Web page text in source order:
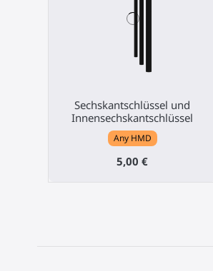
Sechskantschlüssel und
Innensechskantschlüssel
Any HMD
5,00 €